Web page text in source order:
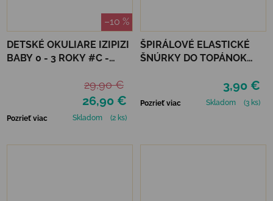
–10 %
DETSKÉ OKULIARE IZIPIZI
BABY 0 - 3 ROKY #C -
26,90 €
29,90 €
Pozrieť viac Skladom (2 ks)
ŠPIRÁLOVÉ ELASTICKÉ
ŠNÚRKY DO TOPÁNOK
3,90 €
Pozrieť viac Skladom (3 ks)